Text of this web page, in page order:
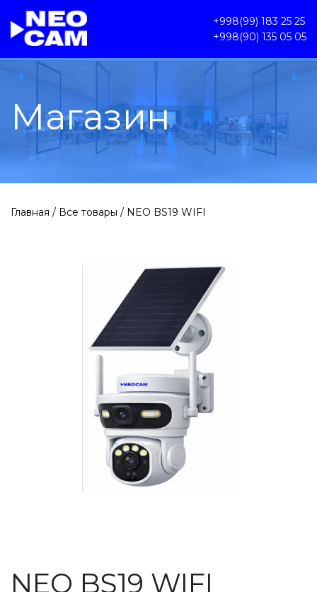
+998(99) 183 25 25
+998(90) 135 05 05
Магазин
Главная / Все товары / NEO BS19 WIFI
NEO BS19 WIFI